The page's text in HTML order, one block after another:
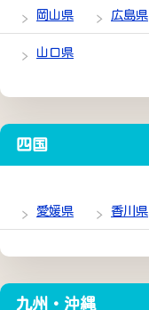
岡山県 広島県
山口県
四国
愛媛県 香川県
九州・沖縄